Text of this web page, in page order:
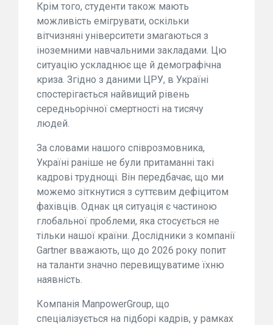
Крім того, студенти також мають
можливість емігрувати, оскільки
вітчизняні університети змагаються з
іноземними навчальними закладами. Цю
ситуацію ускладнює ще й демографічна
криза. Згідно з даними ЦРУ, в Україні
спостерігається найвищий рівень
середньорічної смертності на тисячу
людей.
За словами нашого співрозмовника,
Україні раніше не були притаманні такі
кадрові труднощі. Він передбачає, що ми
можемо зіткнутися з суттєвим дефіцитом
фахівців. Однак ця ситуація є частиною
глобальної проблеми, яка стосується не
тільки нашої країни. Дослідники з компанії
Gartner вважають, що до 2026 року попит
на таланти значно перевищуватиме їхню
наявність.
Компанія ManpowerGroup, що
спеціалізується на підборі кадрів, у рамках